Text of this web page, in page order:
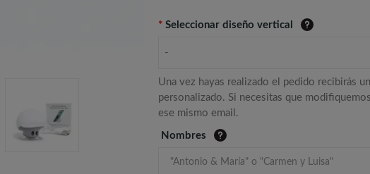
* Seleccionar diseño vertical
-
Una vez hayas realizado el pedido recibirás
personalizado. Si necesitas que
ese mismo email.
Nombres